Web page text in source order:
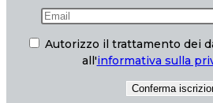
Autorizzo il trattamento dei
all'informativa sulla